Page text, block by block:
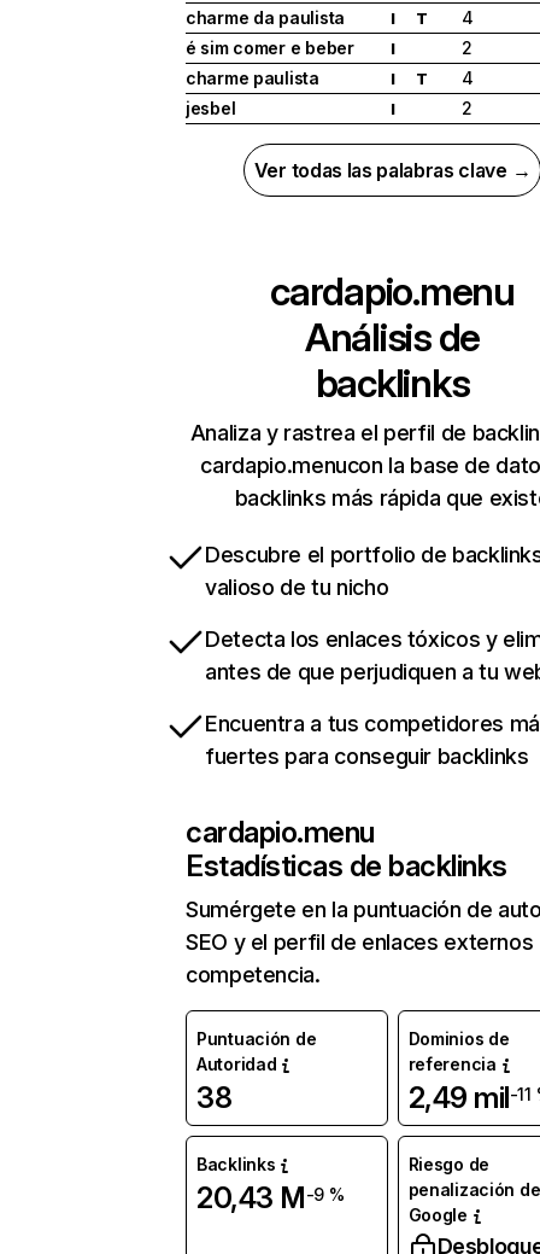
charme da paulista
I T
4
é sim comer e beber
I
2
charme paulista
I T
4
jesbel
I 2
Ver todas las palabras clave →
cardapio.menu
Análisis de
backlinks
Analiza y rastrea el perfil de
cardapio.menucon la base de
backlinks más rápida que
Descubre el portfolio de
valioso de tu nicho
Detecta los enlaces tóxicos y
antes de que perjudiquen a tu
Encuentra a tus competidores
fuertes para conseguir backlinks
cardapio.menu
Estadísticas de backlinks
Sumérgete en la puntuación de
SEO y el perfil de enlaces externos
competencia.
Puntuación de
Autoridad
38
Dominios de
referencia
2,49 mil-11
Backlinks
20,43 M-9 %
Riesgo de
penalización de
Google